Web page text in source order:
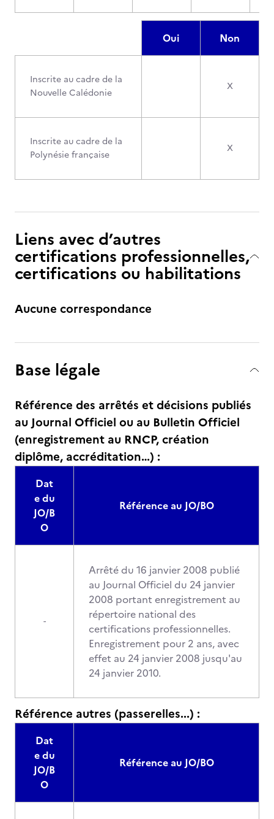
Oui Non
Inscrite au cadre de la
Nouvelle Calédonie
X
Inscrite au cadre de la
Polynésie française
X
Liens avec d’autres
certifications professionnelles,
certifications ou habilitations
Aucune correspondance
Base légale
Référence des arrêtés et décisions publiés
au Journal Officiel ou au Bulletin Officiel
(enregistrement au RNCP, création
diplôme, accréditation…) :
Dat
e du
JO/B
O
Référence au JO/BO
-
Arrêté du 16 janvier 2008 publié
au Journal Officiel du 24 janvier
2008 portant enregistrement au
répertoire national des
certifications professionnelles.
Enregistrement pour 2 ans, avec
effet au 24 janvier 2008 jusqu'au
24 janvier 2010.
Référence autres (passerelles...) :
Dat
e du
JO/B
O
Référence au JO/BO